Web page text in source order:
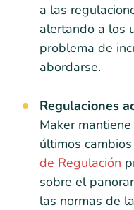
a las
alertando a los
problema de
abordarse.
Regulaciones
Maker
últimos
de Regulación
sobre el
las normas de